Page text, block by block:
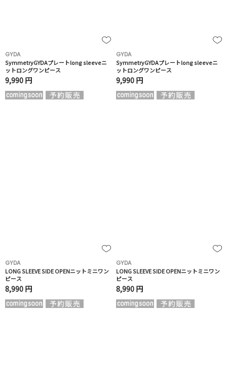
GYDA
SymmetryGYDAプレートlong sleeveニ
ットロングワンピース
9,990 円
GYDA
SymmetryGYDAプレートlong sleeveニ
ットロングワンピース
9,990 円
GYDA
LONG SLEEVE SIDE OPENニットミニワン
ピース
8,990 円
GYDA
LONG SLEEVE SIDE OPENニットミニワン
ピース
8,990 円